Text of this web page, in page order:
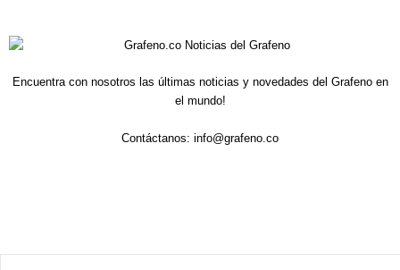
Encuentra con nosotros las últimas noticias y novedades del Grafeno en
el mundo!
Contáctanos: info@grafeno.co